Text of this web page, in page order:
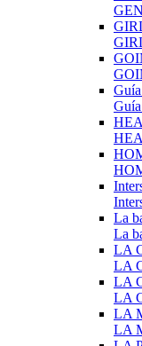
La
La
LA
LA
LA
LA
LA
LA